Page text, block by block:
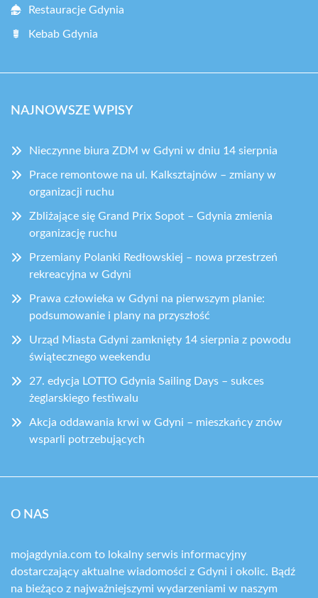
Restauracje Gdynia
Kebab Gdynia
NAJNOWSZE WPISY
Nieczynne biura ZDM w Gdyni w dniu 14 sierpnia
Prace remontowe na ul. Kalksztajnów – zmiany w
organizacji ruchu
Zbliżające się Grand Prix Sopot – Gdynia zmienia
organizację ruchu
Przemiany Polanki Redłowskiej – nowa przestrzeń
rekreacyjna w Gdyni
Prawa człowieka w Gdyni na pierwszym planie:
podsumowanie i plany na przyszłość
Urząd Miasta Gdyni zamknięty 14 sierpnia z powodu
świątecznego weekendu
27. edycja LOTTO Gdynia Sailing Days – sukces
żeglarskiego festiwalu
Akcja oddawania krwi w Gdyni – mieszkańcy znów
wsparli potrzebujących
O NAS
mojagdynia.com to lokalny serwis informacyjny
dostarczający aktualne wiadomości z Gdyni i okolic. Bądź
na bieżąco z najważniejszymi wydarzeniami w naszym